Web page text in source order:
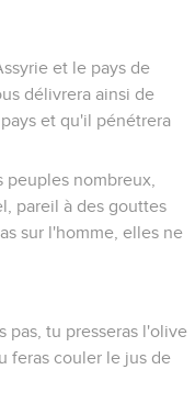
et le pays de
délivrera ainsi de
et qu'il pénétrera
peuples nombreux,
pareil à des gouttes
sur l'homme, elles ne
pas, tu presseras l'olive
feras couler le jus de